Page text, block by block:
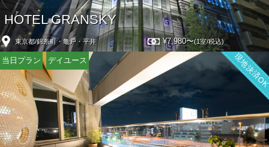
HOTEL GRANSKY
東京都/錦糸町・亀戸・平井 ¥7,980〜(1室/税込)
当日プラン デイユース 現地決済